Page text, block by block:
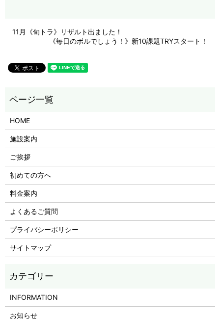
11月《旬トラ》リザルト出ました！
《毎日のボルでしょう！》新10課題TRYスタート！
HOME
施設案内
ご挨拶
初めての方へ
料金案内
よくあるご質問
プライバシーポリシー
サイトマップ
INFORMATION
お知らせ